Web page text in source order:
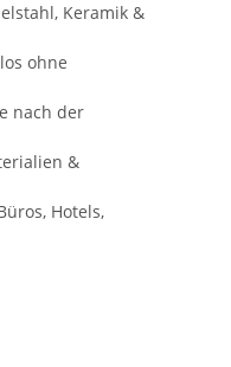
Keramik &
ohne
nach der
&
Hotels,